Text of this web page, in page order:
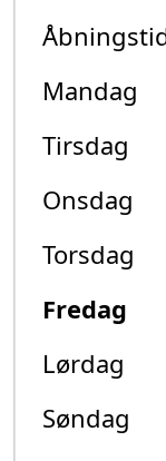
Mandag
Tirsdag
Onsdag
Torsdag
Fredag
Lørdag
Søndag